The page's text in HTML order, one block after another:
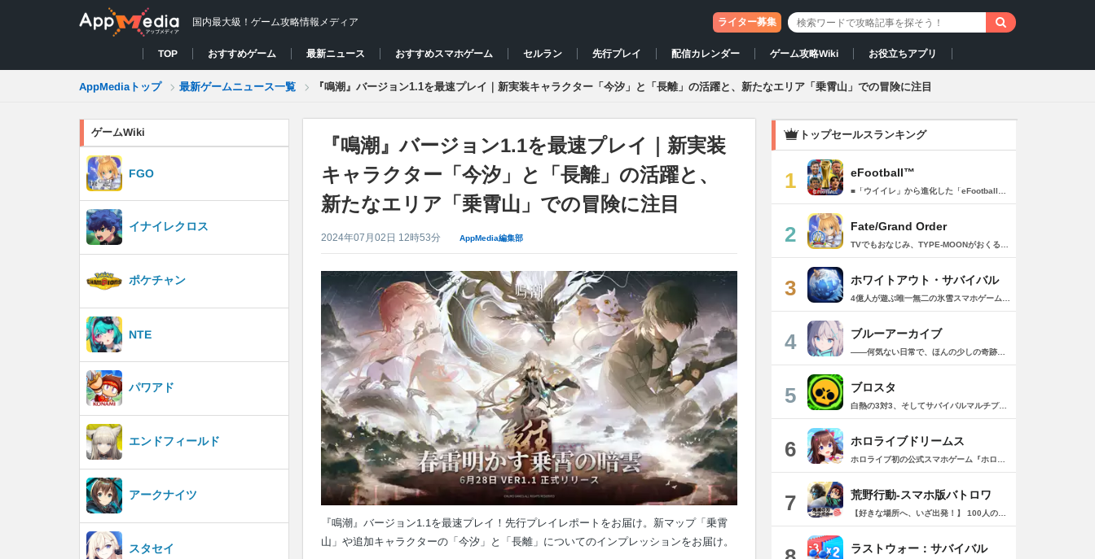
国内最大級！ゲーム攻略情報メディア ライター募集
TOP おすすめゲーム 最新ニュース おすすめスマホゲーム セルラン 先行プレイ 配信カレンダー ゲーム攻略Wiki お役立ちアプリ
AppMediaトップ 最新ゲームニュース一覧 『鳴潮』バージョン1.1を最速プレイ｜新実装キャラクター「今汐」と「長離」の活躍と、新たなエリア「乗霄山」での冒険に注目
『鳴潮』バージョン1.1を最速プレイ｜新実装
キャラクター「今汐」と「長離」の活躍と、
新たなエリア「乗霄山」での冒険に注目
2024年07月02日 12時53分 AppMedia編集部
『鳴潮』バージョン1.1を最速プレイ！先行プレイレポートをお届け。新マップ「乗霄
山」や追加キャラクターの「今汐」と「長離」についてのインプレッションをお届け。
ゲームWiki
FGO
イナイレクロス
ポケチャン
NTE
パワアド
エンドフィールド
アークナイツ
スタセイ
トップセールスランキング
1 eFootball™
2 Fate/Grand Order
3 ホワイトアウト・サバイバル
4 ブルーアーカイブ
5 ブロスタ
白熱の3対3、そしてサバイバルマルチプレイを楽しめるモバイルゲーム！3分間で展開する様々なゲームモード… 友達と共闘するもよし、一人で戦うもよし。 強力な必殺技や特殊能力を持ったキャラクターを入手して、アップグレードしましょう。ユニークなスキンを集めれば、戦場でひときわ目立つこと間違いなし！ブロスタワールドの不思議なステージで、バトルを繰り広げましょう！ ブロスタは無料でダウンロードおよびプレイが可能ですが、一部のゲーム内アイテムを有料で購入いただくことも可能です（ランダムなアイテムを含む）。ゲーム内アイテムの有料購入を希望しない場合は、デバイスの設定からアプリ内課金を無効にしてください。 様々なゲームモードで戦おう エメラルドハント（3対3）：チームの仲間と共に敵チームに勝利！エメラルドを10個集めたら最後まで守り抜きましょう。倒されるとエメラルドも失います。 バトルロイヤル（ソロ/デュオ）：生き残りをかけたサバイバルモード。キャラクターのパワーアップを集めましょう。デュオまたはソロモードを選んだら、大混乱の戦場で最後まで生き延びた者が勝者となります。そして勝者がすべてを独り占めします！ ブロストライカー（3対3）：ひと味違うゲームモードです！サッカーの腕試しといきましょう。先に2ゴールを決めたチームが勝利します。なおレッドカードはありませんので、激しいバトルにご注意ください。 賞金稼ぎ（3対3）：敵を倒して星を獲得！自分の星も守り抜きましょう。より多くの星を集めたチームの勝利です。 強奪（3対3）：チームの金庫を守りながら、敵チームの金庫の破壊を目指します。ひっそりと前進したら、豪快にお宝までの道を切り拓きましょう！ 特別イベント：期間限定の特別な対人および対CPUゲームモードです。 チャンピオンシップチャレンジ：ブロスタのゲーム内予選に参加して、eスポーツの世界に飛び込みましょう！ キャラクターのアンロックとアップグレード 強力な必殺技や特殊能力を持ったキャラクターを集めて、アップグレードしましょう。キャラクターを強化して、ユニークなスキンを集めましょう。 ブロスタパス クエストやブロスタボックス、エメラルド、ピンズ、そしてブロスタパス限定スキンなど、特典が盛りだくさん！シーズンごとに特典は変わります。 MVPプレイヤーになろう ローカルのランキングを駆け上がり、あなたの強さを証明しましょう！ どんな時も進化しよう 新たなキャラクターやスキン、マップ、特別イベント、ゲームモードを探し求めましょう。 特徴： 3対3のリアルタイム対戦で世界中のプレイヤーとバトル 白熱のモバイル向けサバイバルマルチプレイ 独自の攻撃や必殺技を持った、強力な新キャラクターをアンロック 日々入れ替わるイベントとゲームモード バトルは一人でも、フレンドと一緒でもプレイ可能 グローバルまたはローカルのランキングを駆け上がろう 仲間とクラブを結成したり参加したりして、情報交換しながら共に戦おう スキンをアンロックしてキャラクターをカスタマイズ プレイヤーが作った攻略の難しい新マップ クラッシュ・オブ・クラン、クラッシュ・ロワイヤル、ブーム・ビーチの制作会社がお届けするバトルゲーム！ サポート： サポートが必要な際は、ゲーム内の設定の「ヘルプとサポート」からご連絡いただくか、http://supercell.helpshift.com/a/brawl-stars/をご覧ください。 プライバシーポリシー： http://supercell.com/en/privacy-policy/jp/ サービス利用規約： http://supercell.com/en/terms-of-service/jp/ 保護者の皆さまへ： http://supercell.com/en/parents/jp/
6 ホロライブドリームス
7 荒野行動-スマホ版バトロワ
ラストウォー：サバイバル